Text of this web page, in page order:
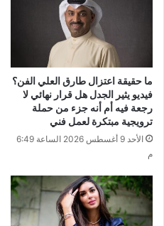
ما حقيقة اعتزال طارق العلي الفن؟
فيديو يثير الجدل هل قرار نهائي لا
رجعة فيه أم أنه جزء من حملة
ترويجية مبتكرة لعمل فني
الأحد 9 أغسطس 2026 الساعة 6:49
م